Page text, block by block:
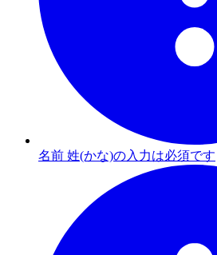
名前 姓(かな)の入力は必須です